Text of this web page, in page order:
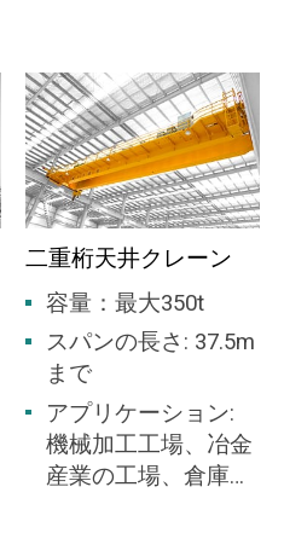
天然ガスを使用してタ
。天然ガスを燃やすこ
ーを蒸気圧に変えてタ
ン ルーム クレーン、
、ホイスト ホイス
ショップ クレーン、
さまざまな火力発電所
しています。
、風が強く安定してい
たは爆発性ガス混合
物のT1～T4群の場所
に適しています。ゾ
ーン 1 またはゾーン
2 の危険区域に適し
ています。
二重桁天井クレーン
容量：最大350t
スパンの長さ: 37.5m
まで
アプリケーション:
機械加工工場、冶金
産業の工場、倉庫、